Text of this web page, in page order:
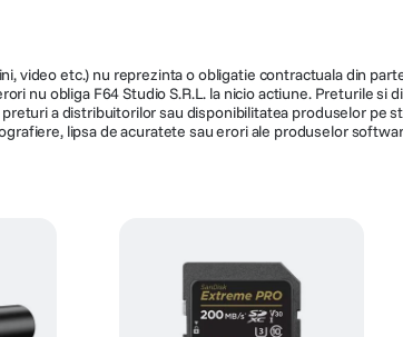
video etc.) nu reprezinta o obligatie contractuala din
nu obliga F64 Studio S.R.L. la nicio actiune. Preturile
a distribuitorilor sau disponibilitatea produselor pe
lipsa de acuratete sau erori ale produselor